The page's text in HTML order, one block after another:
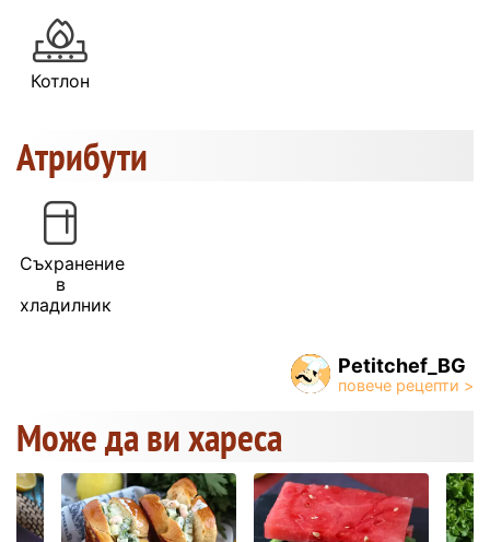
Котлон
Атрибути
Съхранение
в
хладилник
Petitchef_BG
Може да ви хареса